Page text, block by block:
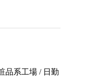
品系工場 / 日勤